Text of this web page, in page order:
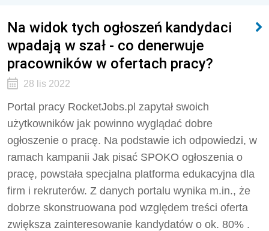
Na widok tych ogłoszeń kandydaci
wpadają w szał - co denerwuje
pracowników w ofertach pracy?
28 lis 2022
Portal pracy RocketJobs.pl zapytał swoich
użytkowników jak powinno wyglądać dobre
ogłoszenie o pracę. Na podstawie ich odpowiedzi, w
ramach kampanii Jak pisać SPOKO ogłoszenia o
pracę, powstała specjalna platforma edukacyjna dla
firm i rekruterów. Z danych portalu wynika m.in., że
dobrze skonstruowana pod względem treści oferta
zwiększa zainteresowanie kandydatów o ok. 80% .